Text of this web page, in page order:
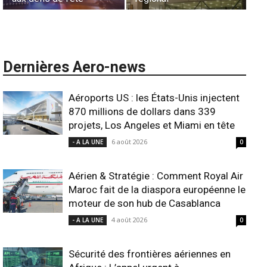
Dernières Aero-news
Aéroports US : les États-Unis injectent
870 millions de dollars dans 339
projets, Los Angeles et Miami en tête
- A LA UNE 6 août 2026 0
Aérien & Stratégie : Comment Royal Air
Maroc fait de la diaspora européenne le
moteur de son hub de Casablanca
- A LA UNE 4 août 2026 0
Sécurité des frontières aériennes en